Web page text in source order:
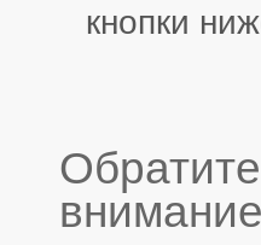
кнопки
Обратите